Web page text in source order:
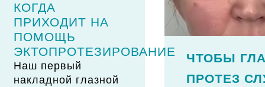
КОГДА
ПРИХОДИТ НА
ПОМОЩЬ
ЭКТОПРОТЕЗИРОВАНИЕ
Наш первый
накладной глазной
ЧТОБЫ
ПРОТЕЗ